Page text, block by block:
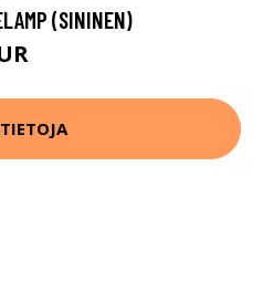
(SININEN)